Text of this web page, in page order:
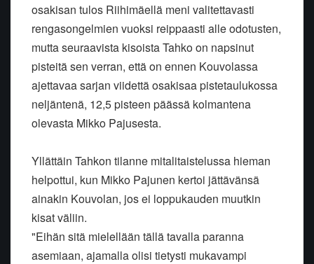
osakisan tulos Riihimäellä meni valitettavasti
rengasongelmien vuoksi reippaasti alle odotusten,
mutta seuraavista kisoista Tahko on napsinut
pisteitä sen verran, että on ennen Kouvolassa
ajettavaa sarjan viidettä osakisaa pistetaulukossa
neljäntenä, 12,5 pisteen päässä kolmantena
olevasta Mikko Pajusesta.
Yllättäin Tahkon tilanne mitalitaistelussa hieman
helpottui, kun Mikko Pajunen kertoi jättävänsä
ainakin Kouvolan, jos ei loppukauden muutkin
kisat väliin.
"Eihän sitä mielellään tällä tavalla paranna
asemiaan, ajamalla olisi tietysti mukavampi